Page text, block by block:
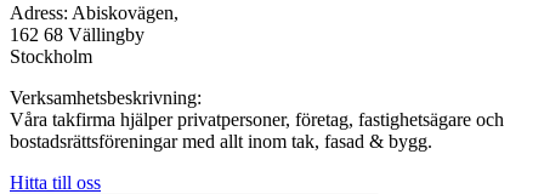
Adress: Abiskovägen,
162 68 Vällingby
Stockholm
Verksamhetsbeskrivning:
Våra takfirma hjälper privatpersoner, företag, fastighetsägare och
bostadsrättsföreningar med allt inom tak, fasad & bygg.
Hitta till oss